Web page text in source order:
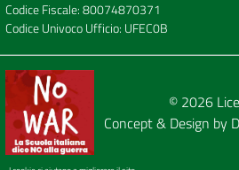
Codice Fiscale: 80074870371
Codice Univoco Ufficio: UFEC0B
© 2026
Concept & Design by